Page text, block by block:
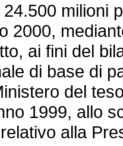
milioni
2000,
ai fini del
di base di
del
1999, allo
alla